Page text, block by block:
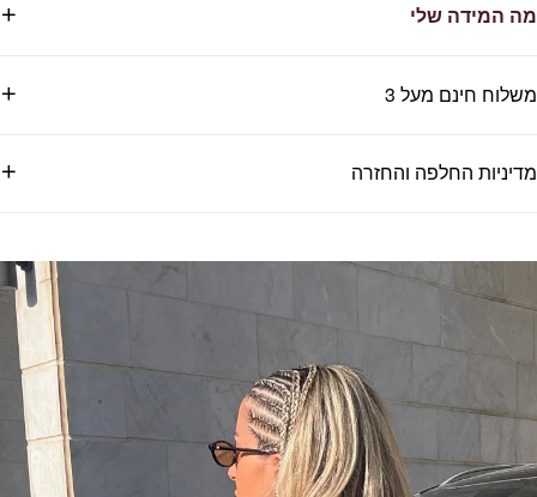
מה המידה שלי
משלוח חינם מעל 3
מדיניות החלפה והחזרה